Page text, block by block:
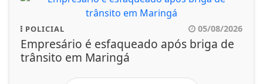
POLICIAL 05/08/2026
Empresário é esfaqueado após briga de
trânsito em Maringá